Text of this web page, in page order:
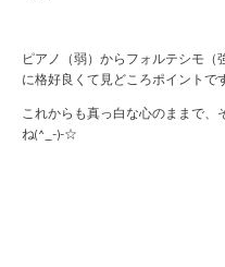
ピアノ（弱）からフォルテシモ（
に格好良くて見どころポイントで
これからも真っ白な心のままで
ね(^_-)-☆